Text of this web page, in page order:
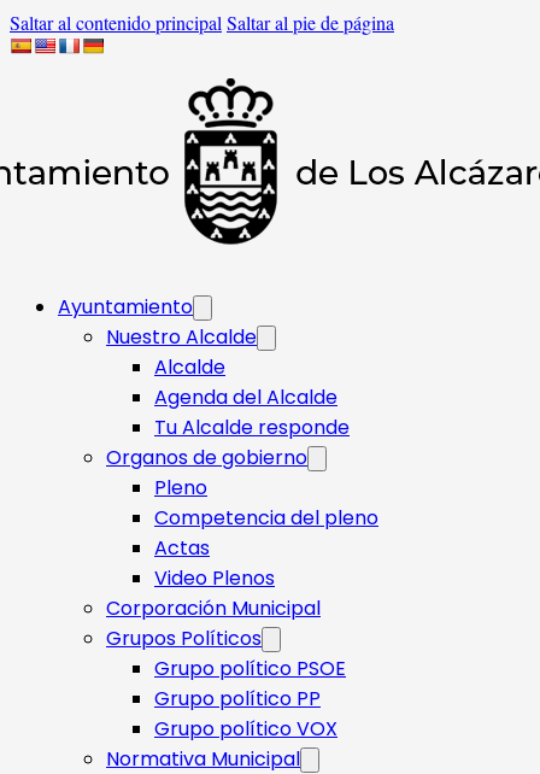
Saltar al contenido principal Saltar al pie de página
Ayuntamiento
Nuestro Alcalde
Alcalde
Agenda del Alcalde
Tu Alcalde responde​
Organos de gobierno
Pleno
Competencia del pleno
Actas
Video Plenos
Corporación Municipal
Grupos Políticos
Grupo político PSOE
Grupo político PP
Grupo político VOX
Normativa Municipal